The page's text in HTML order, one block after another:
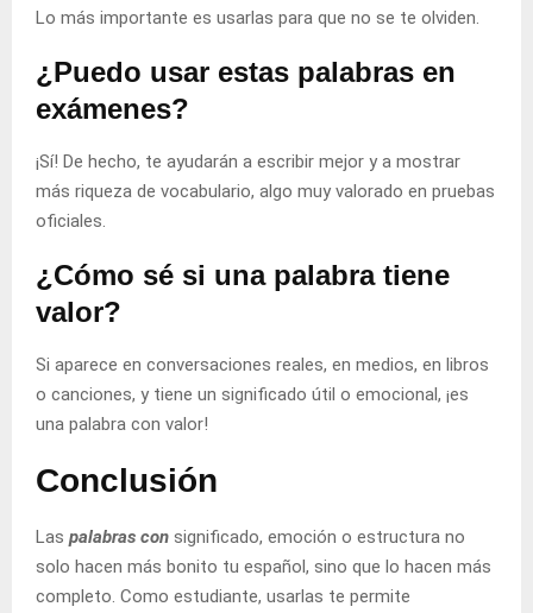
Lo más importante es usarlas para que no se te olviden.
¿Puedo usar estas palabras en
exámenes?
¡Sí! De hecho, te ayudarán a escribir mejor y a mostrar
más riqueza de vocabulario, algo muy valorado en pruebas
oficiales.
¿Cómo sé si una palabra tiene
valor?
Si aparece en conversaciones reales, en medios, en libros
o canciones, y tiene un significado útil o emocional, ¡es
una palabra con valor!
Conclusión
Las palabras con significado, emoción o estructura no
solo hacen más bonito tu español, sino que lo hacen más
completo. Como estudiante, usarlas te permite